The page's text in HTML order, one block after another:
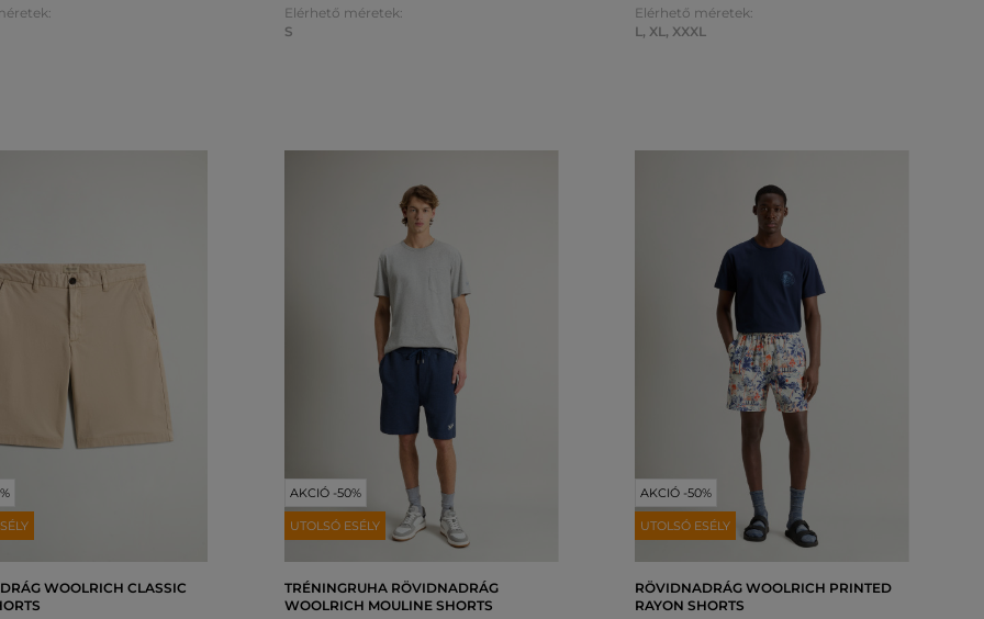
Elérhető méretek:
S
Elérhető méretek:
L, XL, XXXL
WOOLRICH CLASSIC
AKCIÓ -50%
UTOLSÓ ESÉLY
TRÉNINGRUHA RÖVIDNADRÁG
WOOLRICH MOULINE SHORTS
AKCIÓ -50%
UTOLSÓ ESÉLY
RÖVIDNADRÁG WOOLRICH PRINTED
RAYON SHORTS